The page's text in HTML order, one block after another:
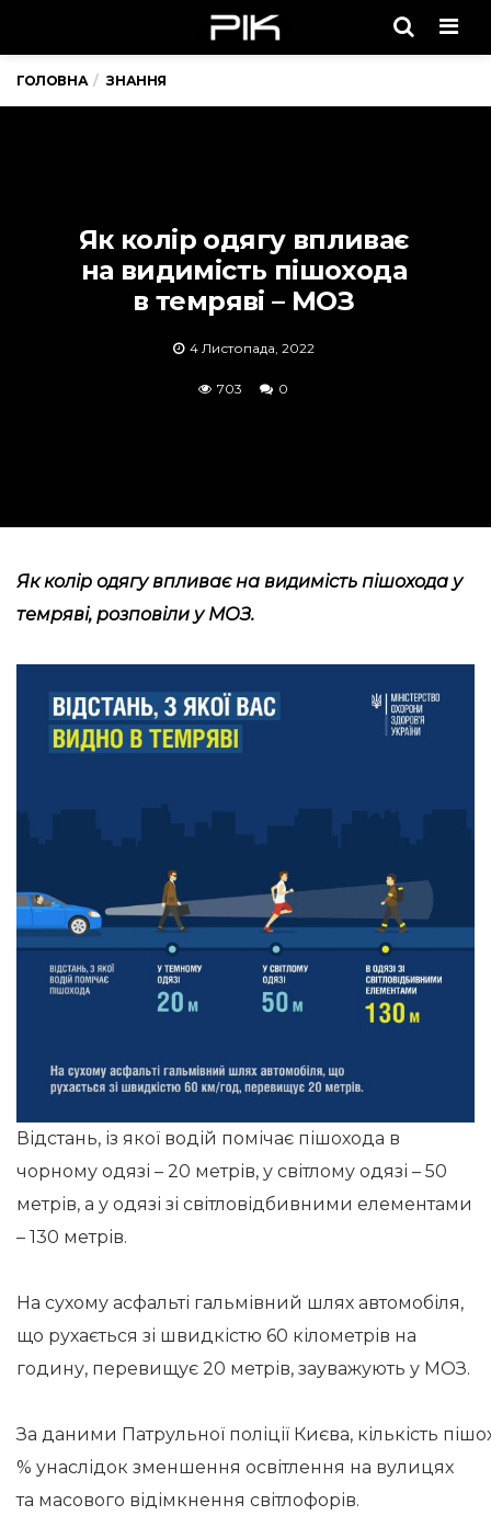
ГОЛОВНА ЗНАННЯ
Як колір одягу впливає
на видимість пішохода
в темряві – МОЗ
4 Листопада, 2022
703 0
Як колір одягу впливає на видимість пішохода у
темряві, розповіли у МОЗ.
Відстань, із якої водій помічає пішохода в
чорному одязі – 20 метрів, у світлому одязі – 50
метрів, а у одязі зі світловідбивними елементами
– 130 метрів.
На сухому асфальті гальмівний шлях автомобіля,
що рухається зі швидкістю 60 кілометрів на
годину, перевищує 20 метрів, зауважують у МОЗ.
За даними Патрульної поліції Києва, кількість
% унаслідок зменшення освітлення на вулицях
та масового відімкнення світлофорів.